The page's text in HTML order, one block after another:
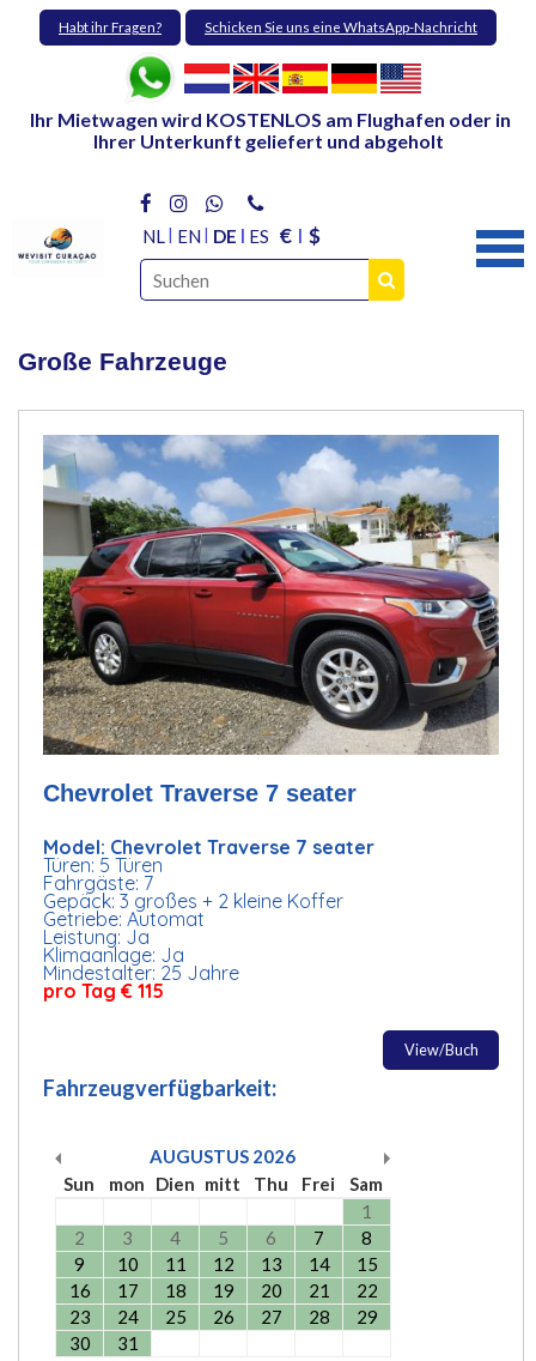
Habt ihr Fragen? Schicken Sie uns eine WhatsApp-Nachricht
Ihr Mietwagen wird KOSTENLOS am Flughafen oder in
Ihrer Unterkunft geliefert und abgeholt
NL EN DE ES € $
Große Fahrzeuge
Chevrolet Traverse 7 seater
Model: Chevrolet Traverse 7 seater
Türen: 5 Türen
Fahrgäste: 7
Gepäck: 3 großes + 2 kleine Koffer
Getriebe: Automat
Leistung: Ja
Klimaanlage: Ja
Mindestalter: 25 Jahre
pro Tag € 115
View/Buch
Fahrzeugverfügbarkeit:
AUGUSTUS 2026
Sun
mon Dien mitt Thu Frei
Sam
1
2
3 4 5 6 7
8
9
10 11 12 13 14
15
16
17 18 19 20 21
22
23
24 25 26 27 28
29
30
31